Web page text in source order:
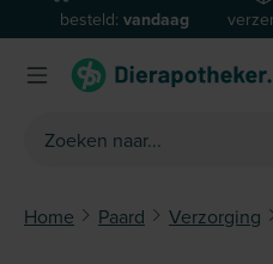
Ga naar de hoofdinhoud
besteld: vandaag
verzonden*
Home Paard Verzorging